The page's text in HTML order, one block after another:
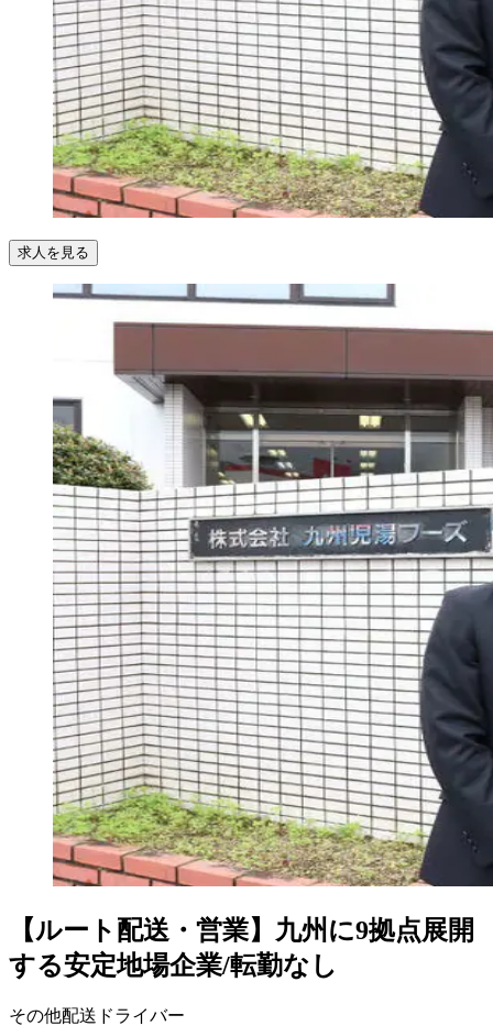
求人を見る
【ルート配送・営業】九州に9拠点展開
する安定地場企業/転勤なし
その他配送ドライバー